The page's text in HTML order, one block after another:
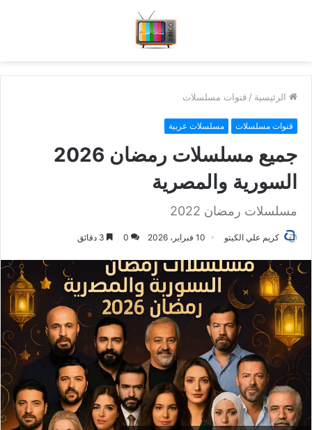
الرئيسية / قنوات مسلسلات
قنوات مسلسلات مسلسلات عربية
جميع مسلسلات رمضان 2026
السورية والمصرية
مسلسلات رمضان 2022
كريم علي الكيتو 10 فبراير، 2026 0